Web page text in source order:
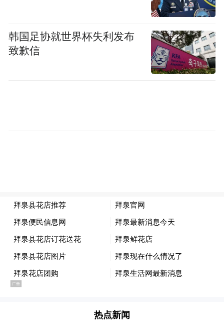
限合伙），受益所有人同样是林俊旸。
综合多方信息，林俊旸的新公司目前还没有
确定的名字，但已被投资人争相追捧。答案
或许藏在他瞄准的方向里。据The Information
如此便不难理解，林俊旸的新公司即使还没
有名字、没有产品，也能一上来就估值20亿
美元。
韩国足协就世界杯失利发布
致歉信
热点新闻